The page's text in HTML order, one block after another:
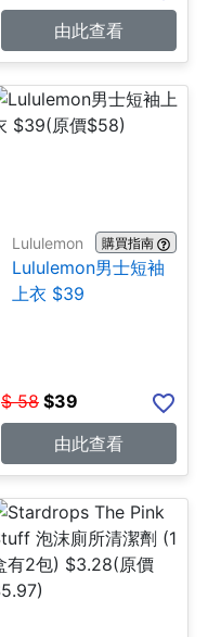
由此查看
Lululemon 購買指南
Lululemon男士短袖
上衣 $39
$ 58 $39
由此查看